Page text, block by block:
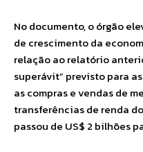
No documento, o órgão
de crescimento da
relação ao relatório
superávit” previsto para
as compras e vendas de
transferências de renda
passou de US$ 2 bilhões